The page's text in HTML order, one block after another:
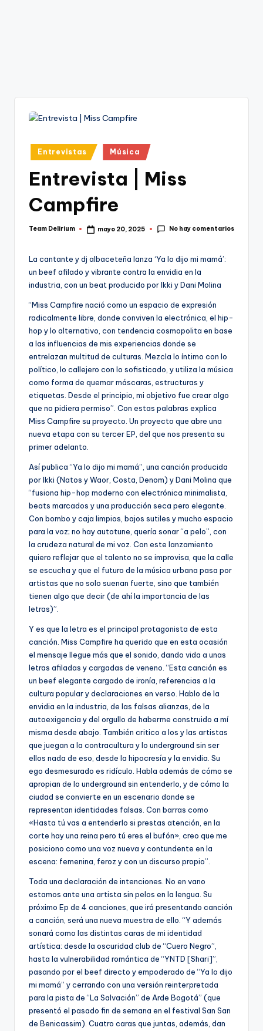
Publicado
en
Entrevistas Música
Entrevista | Miss
Campfire
Publicado
Team Delirium mayo 20, 2025 No hay comentarios
La cantante y dj albaceteña lanza ‘Ya lo dijo mi mamá’:
un beef afilado y vibrante contra la envidia en la
industria, con un beat producido por Ikki y Dani Molina
“Miss Campfire nació como un espacio de expresión
radicalmente libre, donde conviven la electrónica, el hip-
hop y lo alternativo, con tendencia cosmopolita en base
a las influencias de mis experiencias donde se
entrelazan multitud de culturas. Mezcla lo íntimo con lo
político, lo callejero con lo sofisticado, y utiliza la música
como forma de quemar máscaras, estructuras y
etiquetas. Desde el principio, mi objetivo fue crear algo
que no pidiera permiso”. Con estas palabras explica
Miss Campfire su proyecto. Un proyecto que abre una
nueva etapa con su tercer EP, del que nos presenta su
primer adelanto.
Así publica “Ya lo dijo mi mamá”, una canción producida
por Ikki (Natos y Waor, Costa, Denom) y Dani Molina que
“fusiona hip-hop moderno con electrónica minimalista,
beats marcados y una producción seca pero elegante.
Con bombo y caja limpios, bajos sutiles y mucho espacio
para la voz; no hay autotune, quería sonar “a pelo”, con
la crudeza natural de mi voz. Con este lanzamiento
quiero reflejar que el talento no se improvisa, que la calle
se escucha y que el futuro de la música urbana pasa por
artistas que no solo suenan fuerte, sino que también
tienen algo que decir (de ahí la importancia de las
letras)”.
Y es que la letra es el principal protagonista de esta
canción. Miss Campfire ha querido que en esta ocasión
el mensaje llegue más que el sonido, dando vida a unas
letras afiladas y cargadas de veneno. “Esta canción es
un beef elegante cargado de ironía, referencias a la
cultura popular y declaraciones en verso. Hablo de la
envidia en la industria, de las falsas alianzas, de la
autoexigencia y del orgullo de haberme construido a mí
misma desde abajo. También critico a los y las artistas
que juegan a la contracultura y lo underground sin ser
ellos nada de eso, desde la hipocresía y la envidia. Su
ego desmesurado es ridículo. Habla además de cómo se
apropian de lo underground sin entenderlo, y de cómo la
ciudad se convierte en un escenario donde se
representan identidades falsas. Con barras como
«Hasta tú vas a entenderlo si prestas atención, en la
corte hay una reina pero tú eres el bufón», creo que me
posiciono como una voz nueva y contundente en la
escena: femenina, feroz y con un discurso propio”.
Toda una declaración de intenciones. No en vano
estamos ante una artista sin pelos en la lengua. Su
próximo Ep de 4 canciones, que irá presentando canción
a canción, será una nueva muestra de ello. “Y además
sonará como las distintas caras de mi identidad
artística: desde la oscuridad club de “Cuero Negro”,
hasta la vulnerabilidad romántica de “YNTD [Shari]”,
pasando por el beef directo y empoderado de “Ya lo dijo
mi mamá” y cerrando con una versión reinterpretada
para la pista de “La Salvación” de Arde Bogotá” (que
presentó el pasado fin de semana en el festival San San
de Benicassim). Cuatro caras que juntas, además, dan